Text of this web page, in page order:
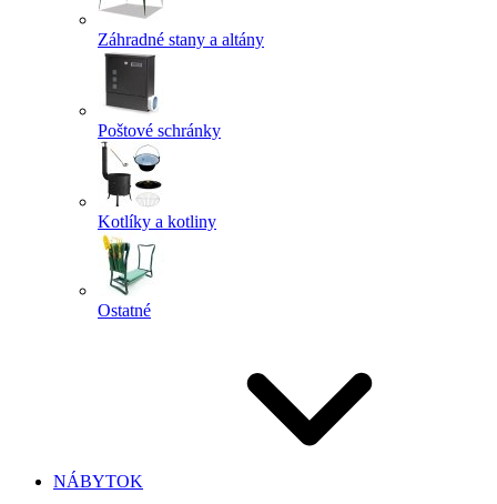
Záhradné stany a altány
Poštové schránky
Kotlíky a kotliny
Ostatné
NÁBYTOK